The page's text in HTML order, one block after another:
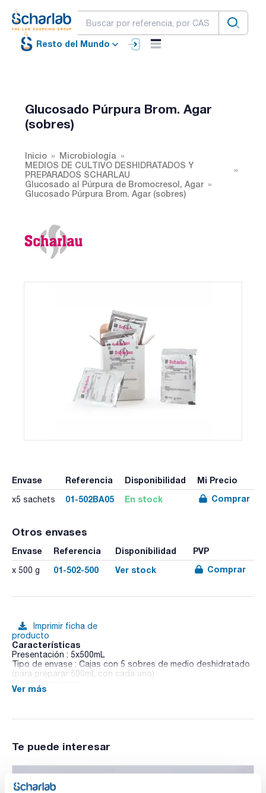
Resto del Mundo
Glucosado Púrpura Brom. Agar
(sobres)
Inicio
Microbiología
MEDIOS DE CULTIVO DESHIDRATADOS Y
PREPARADOS SCHARLAU
Glucosado al Púrpura de Bromocresol, Agar
Glucosado Púrpura Brom. Agar (sobres)
Envase Referencia Disponibilidad Mi Precio
x5 sachets 01-502BA05 En stock Comprar
Otros envases
Envase Referencia Disponibilidad PVP
x 500 g 01-502-500 Ver stock Comprar
Imprimir ficha de
producto
Características
Presentación : 5x500mL
Tipo de envase : Cajas con 5 sobres de medio deshidratado
(para preparar 500mL con cada uno)
Medio sólido para el ensayo confirmativo de enterobacterias
Ver más
Te puede interesar